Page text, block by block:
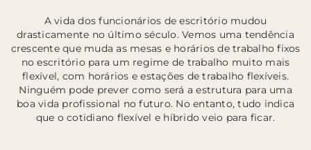
A vida dos funcionários de escritório mudou
drasticamente no último século. Vemos uma tendência
crescente que muda as mesas e horários de trabalho fixos
no escritório para um regime de trabalho muito mais
flexível, com horários e estações de trabalho flexíveis.
Ninguém pode prever como será a estrutura para uma
boa vida profissional no futuro. No entanto, tudo indica
que o cotidiano flexível e híbrido veio para ficar.